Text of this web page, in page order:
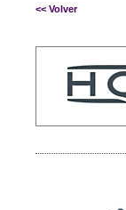
<< Volver